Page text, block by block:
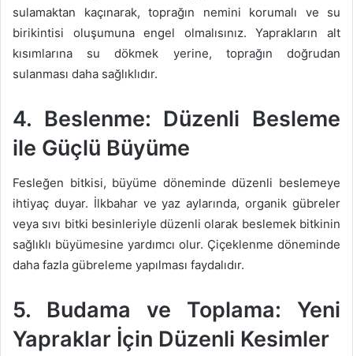
sulamaktan kaçınarak, toprağın nemini korumalı ve su
birikintisi oluşumuna engel olmalısınız. Yaprakların alt
kısımlarına su dökmek yerine, toprağın doğrudan
sulanması daha sağlıklıdır.
4. Beslenme: Düzenli Besleme
ile Güçlü Büyüme
Fesleğen bitkisi, büyüme döneminde düzenli beslemeye
ihtiyaç duyar. İlkbahar ve yaz aylarında, organik gübreler
veya sıvı bitki besinleriyle düzenli olarak beslemek bitkinin
sağlıklı büyümesine yardımcı olur. Çiçeklenme döneminde
daha fazla gübreleme yapılması faydalıdır.
5. Budama ve Toplama: Yeni
Yapraklar İçin Düzenli Kesimler